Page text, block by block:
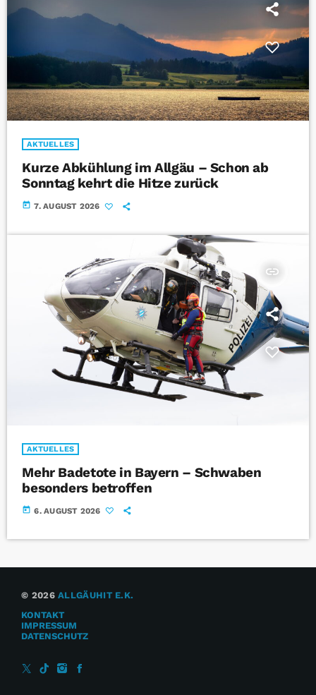
AKTUELLES
Kurze Abkühlung im Allgäu – Schon ab
Sonntag kehrt die Hitze zurück
today 7. AUGUST 2026
insert_link
AKTUELLES
Mehr Badetote in Bayern – Schwaben
besonders betroffen
today 6. AUGUST 2026
© 2026ALLGÄUHIT E.K.
KONTAKT
IMPRESSUM
DATENSCHUTZ